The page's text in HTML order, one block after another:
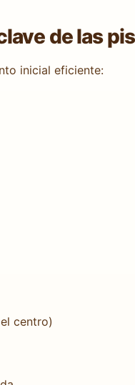
de las
inicial eficiente:
centro)